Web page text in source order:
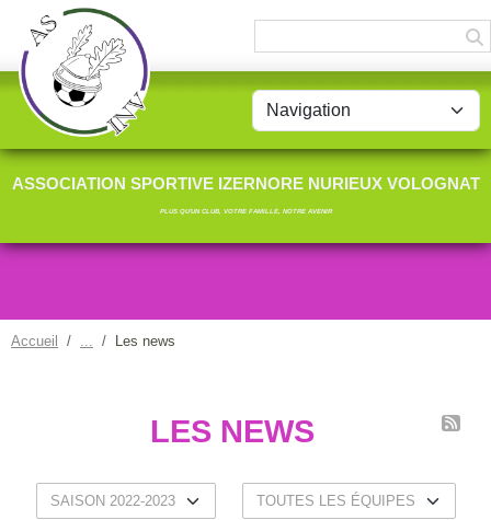
ASSOCIATION SPORTIVE IZERNORE NURIEUX VOLOGNAT
PLUS QU'UN CLUB, VOTRE FAMILLE, NOTRE AVENIR
Accueil Les news
LES NEWS
Panneau de gestion des cookies